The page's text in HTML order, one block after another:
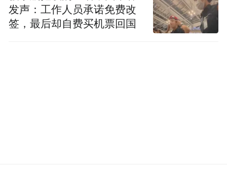
发声：工作人员承诺免费改
签，最后却自费买机票回国